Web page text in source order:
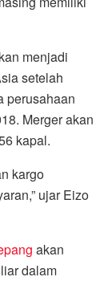
menjadi
setelah
perusahaan
Merger akan
kapal.
kargo
ujar Eizo
akan
dalam